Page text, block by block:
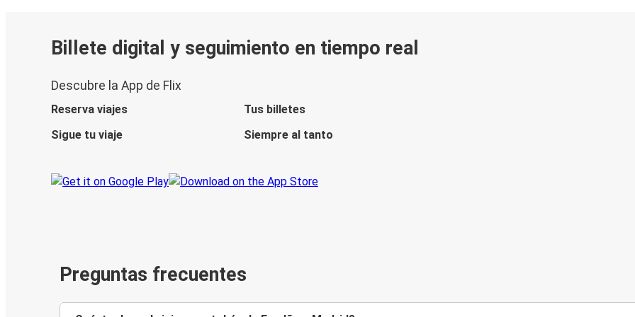
Billete digital y seguimiento en tiempo real
Descubre la App de Flix
Reserva viajes
Tus billetes
Sigue tu viaje
Siempre al tanto
Preguntas frecuentes